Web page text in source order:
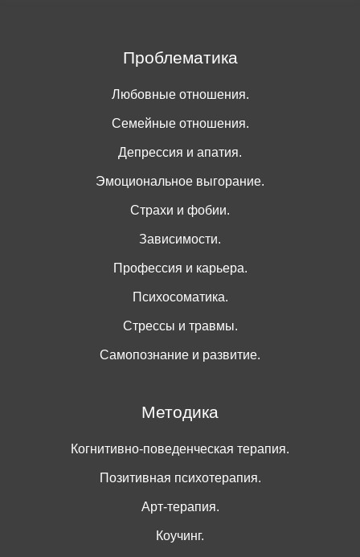
Проблематика
Любовные отношения.
Семейные отношения.
Депрессия и апатия.
Эмоциональное выгорание.
Страхи и фобии.
Зависимости.
Профессия и карьера.
Психосоматика.
Стрессы и травмы.
Самопознание и развитие.
Методика
Когнитивно-поведенческая терапия.
Позитивная психотерапия.
Арт-терапия.
Коучинг.